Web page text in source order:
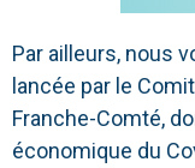
Par ailleurs, nous
lancée par le
Franche-Comté,
économique du